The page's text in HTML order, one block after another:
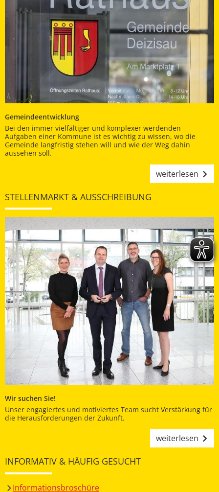
Gemeindeentwicklung
Bei den immer vielfältiger und komplexer werdenden
Aufgaben einer Kommune ist es wichtig zu wissen, wo die
Gemeinde langfristig stehen will und wie der Weg dahin
aussehen soll.
weiterlesen
STELLENMARKT & AUSSCHREIBUNG
Wir suchen Sie!
Unser engagiertes und motiviertes Team sucht Verstärkung für
die Herausforderungen der Zukunft.
weiterlesen
INFORMATIV & HÄUFIG GESUCHT
Informationsbroschüre